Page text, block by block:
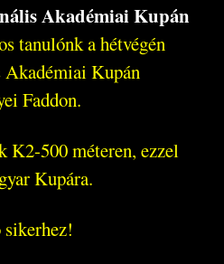
Akadémiai Kupán
tanulónk a hétvégén
Akadémiai Kupán
Faddon.
K2-500 méteren, ezzel
Kupára.